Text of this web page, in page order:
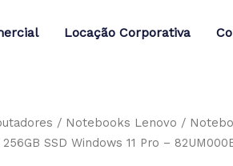
Locação Corporativa
/ Notebooks Lenovo /
256GB SSD Windows 11 Pro –